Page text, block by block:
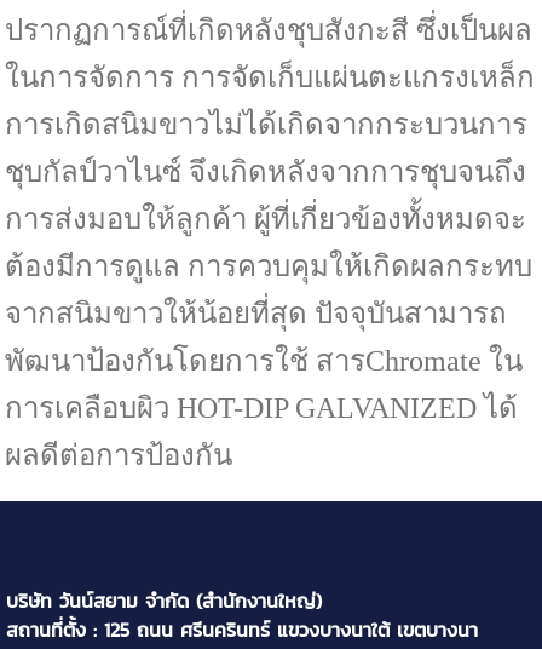
ปรากฏการณ์ที่เกิดหลังชุบสังกะสี ซึ่งเป็นผล
ในการจัดการ การจัดเก็บแผ่นตะแกรงเหล็ก
การเกิดสนิมขาวไม่ได้เกิดจากกระบวนการ
ชุบกัลป์วาไนซ์ จึงเกิดหลังจากการชุบจนถึง
การส่งมอบให้ลูกค้า ผู้ที่เกี่ยวข้องทั้งหมดจะ
ต้องมีการดูแล การควบคุมให้เกิดผลกระทบ
จากสนิมขาวให้น้อยที่สุด ปัจจุบันสามารถ
พัฒนาป้องกันโดยการใช้ สารChromateใน
การเคลือบผิวHOT-DIP GALVANIZEDได้
ผลดีต่อการป้องกัน
บริษัท วันน์สยาม จำกัด (สำนักงานใหญ่)
สถานที่ตั้ง : 125 ถนน ศรีนครินทร์ แขวงบางนาใต้ เขตบางนา